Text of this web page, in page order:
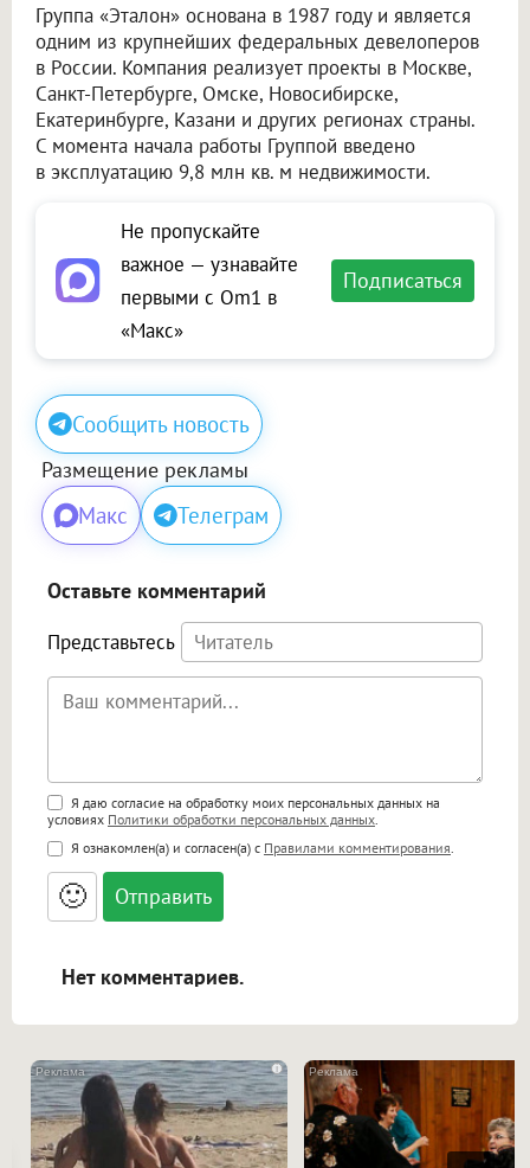
Группа «Эталон» основана в 1987 году и является
одним из крупнейших федеральных девелоперов
в России. Компания реализует проекты в Москве,
Санкт-Петербурге, Омске, Новосибирске,
Екатеринбурге, Казани и других регионах страны.
С момента начала работы Группой введено
в эксплуатацию 9,8 млн кв. м недвижимости.
Не пропускайте
важное — узнавайте
первыми с Om1 в
«Макс»
Подписаться
Сообщить новость
Размещение рекламы
Макс Телеграм
Оставьте комментарий
Представьтесь
Поддержка HTML
<b>, <strong>, <u>, <i>, <em>, <s>, <big>,
<small>, <sup>, <sub>, <pre>, <ul>, <ol>, <li>,
<blockquote>, <code> экранирует HTML,
адреса URL автоматически становятся
ссылками, и [img]адрес[/img] будет
Я даю согласие на обработку моих персональных данных на
условиях Политики обработки персональных данных.
Я ознакомлен(а) и согласен(а) с Правилами комментирования.
🙂
Нет комментариев.
i